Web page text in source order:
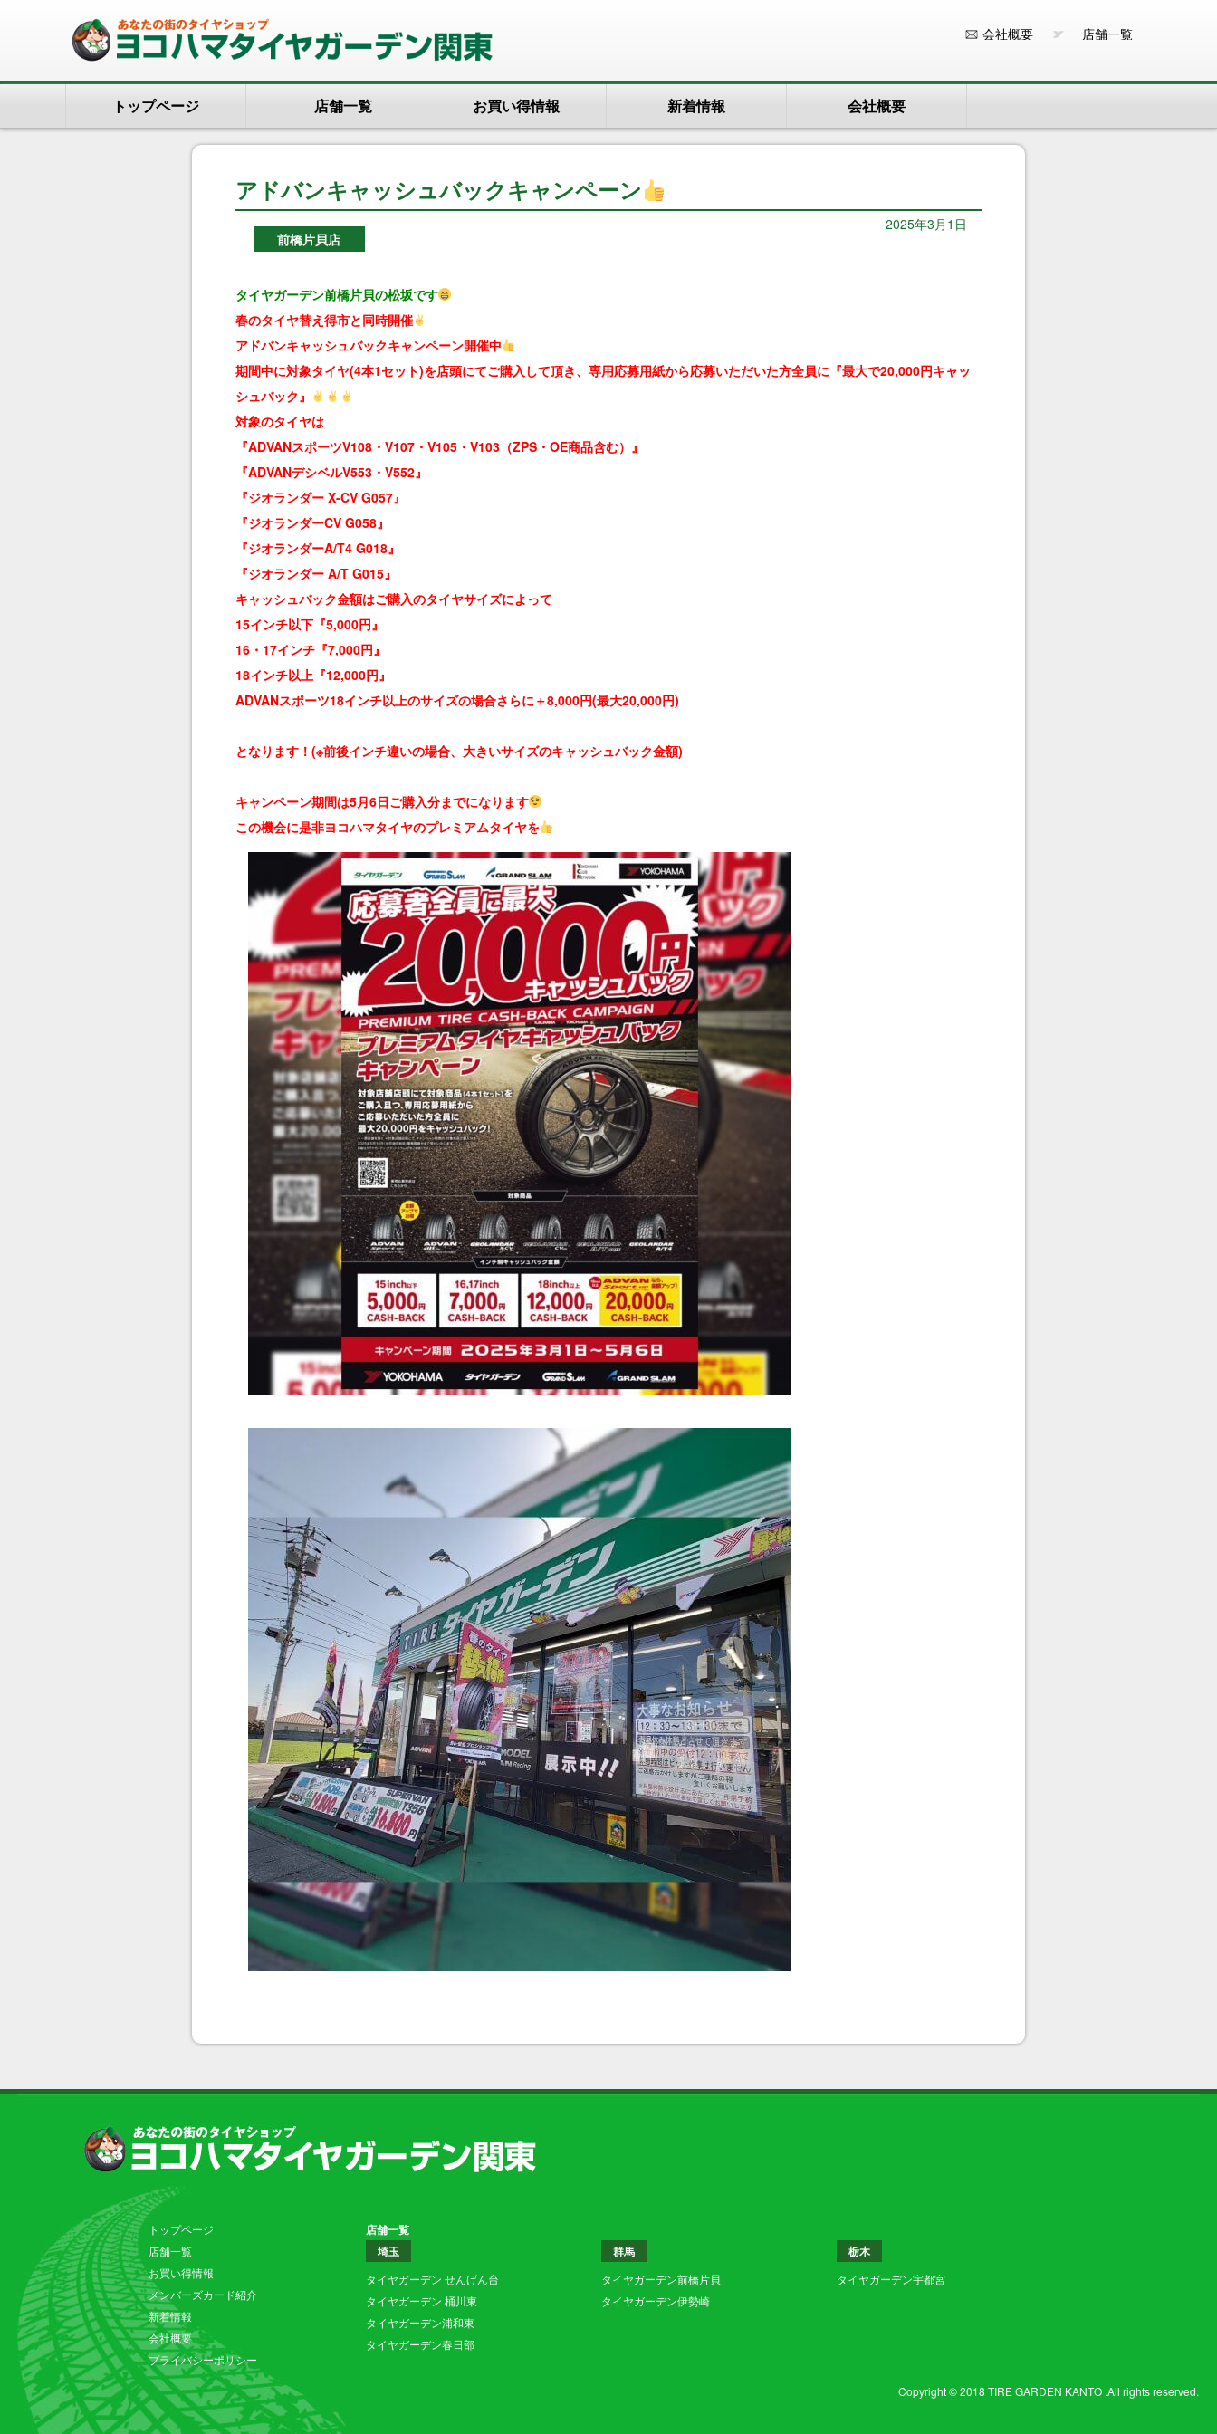
店舗一覧
会社概要
トップページ 店舗一覧 お買い得情報 新着情報 会社概要
アドバンキャッシュバックキャンペーン
前橋片貝店
2025年3月1日
タイヤガーデン前橋片貝の松坂です
春のタイヤ替え得市と同時開催
アドバンキャッシュバックキャンペーン開催中
期間中に対象タイヤ(4本1セット)を店頭にてご購入して頂き、専用応募用紙から応募いただいた方全員に『最大で20,000円キャッ
シュバック』
対象のタイヤは
『ADVANスポーツV108・V107・V105・V103（ZPS・OE商品含む）』
『ADVANデシベルV553・V552』
『ジオランダー X-CV G057』
『ジオランダーCV G058』
『ジオランダーA/T4 G018』
『ジオランダー A/T G015』
キャッシュバック金額はご購入のタイヤサイズによって
15インチ以下『5,000円』
16・17インチ『7,000円』
18インチ以上『12,000円』
ADVANスポーツ18インチ以上のサイズの場合さらに＋8,000円(最大20,000円)
となります！(※前後インチ違いの場合、大きいサイズのキャッシュバック金額)
キャンペーン期間は5月6日ご購入分までになります
この機会に是非ヨコハマタイヤのプレミアムタイヤを
トップページ
店舗一覧
お買い得情報
メンバーズカード紹介
新着情報
会社概要
プライバシーポリシー
店舗一覧
埼玉
タイヤガーデン せんげん台
タイヤガーデン 桶川東
タイヤガーデン浦和東
タイヤガーデン春日部
群馬
タイヤガーデン前橋片貝
タイヤガーデン伊勢崎
栃木
タイヤガーデン宇都宮
Copyright © 2018 TIRE GARDEN KANTO .All rights reserved.